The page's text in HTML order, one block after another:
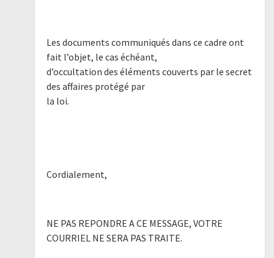
Les documents communiqués dans ce cadre ont
fait l’objet, le cas échéant,
d’occultation des éléments couverts par le secret
des affaires protégé par
la loi.
Cordialement,
NE PAS REPONDRE A CE MESSAGE, VOTRE
COURRIEL NE SERA PAS TRAITE.